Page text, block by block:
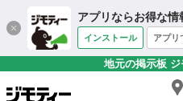
アプリならお得な情
インストール アプリ
地元の掲示板